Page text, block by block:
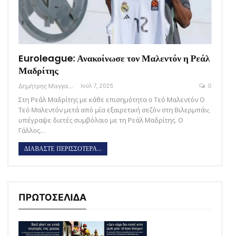
Euroleague: Ανακοίνωσε τον Μαλεντόν η Ρεάλ
Μαδρίτης
Δημήτρης Μαγγανάρης Ιούλ 7, 2025 0
Στη Ρεάλ Μαδρίτης με κάθε επισημότητα ο Τεό Μαλεντόν Ο
Τεό Μαλεντόν μετά από μία εξαιρετική σεζόν στη Βιλερμπάν,
υπέγραψε διετές συμβόλαιο με τη Ρεάλ Μαδρίτης. Ο
Γάλλος…
ΔΙΑΒΑΣΤΕ ΠΕΡΙΣΣΟΤΕΡΑ...
ΠΡΩΤΟΣΕΛΙΔΑ